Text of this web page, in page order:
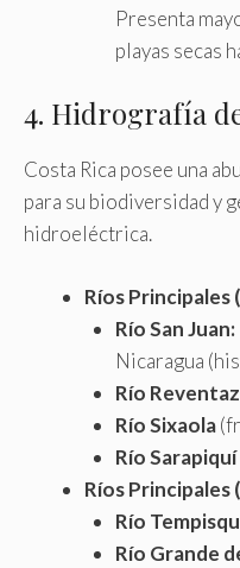
Presenta
playas secas
4. Hidrografía
Costa Rica posee una
para su biodiversidad y
hidroeléctrica.
Ríos Principales
Río San Juan:
Nicaragua
Río
Río Sixaola
Río Sarapiquí
Ríos Principales
Río
Río Grande